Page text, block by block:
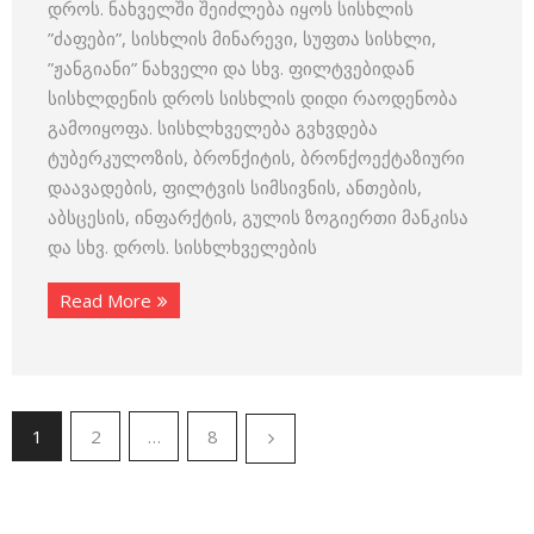
დროს. ნახველში შეიძლება იყოს სისხლის
”ძაფები”, სისხლის მინარევი, სუფთა სისხლი,
”ჟანგიანი” ნახველი და სხვ. ფილტვებიდან
სისხლდენის დროს სისხლის დიდი რაოდენობა
გამოიყოფა. სისხლხველება გვხვდება
ტუბერკულოზის, ბრონქიტის, ბრონქოექტაზიური
დაავადების, ფილტვის სიმსივნის, ანთების,
აბსცესის, ინფარქტის, გულის ზოგიერთი მანკისა
და სხვ. დროს. სისხლხველების
Read More
1 2 … 8